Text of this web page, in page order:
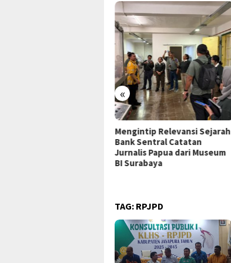
«
Mengintip Relevansi Sejarah
Bank Sentral Catatan
Jurnalis Papua dari Museum
BI Surabaya
TAG: RPJPD